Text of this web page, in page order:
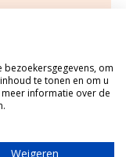
bezoekersgegevens, om
te tonen en om u
informatie over de
Weigeren